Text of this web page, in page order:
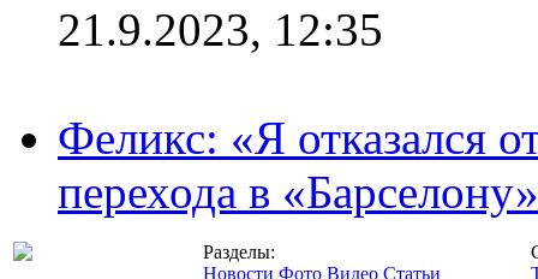
21.9.2023, 12:35
Феликс: «Я отказался
перехода в «Барселону»
Разделы:
Новости Фото Видео Статьи